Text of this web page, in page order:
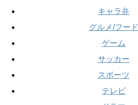
キャラ弁
グルメ/フード
ゲーム
サッカー
スポーツ
テレビ